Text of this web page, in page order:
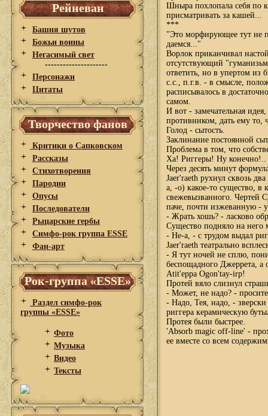
Рейневан
Башня шутов
Божьи воины
Негасимый свет
---------------------
Персонажи
Цитаты
Творчество фанов
Критики о Сапковском
Рассказы
Стихотворения
Пародии
Опусы
Последователи
Рыцарские гербы
Симфо-рок группа ESSE
Фан-арт
Рок-группа «ESSE»
Раздел симфо-рок
группы «ESSE»
Фото
Музыка
Видео
Тексты
Шныра похлопала себя по
присматривать за кашей...
***
"Это морфирующее тут не
даемся..."
Ворлок приканчивал
отсутствующий
ответить, но в упертом из
с.с., п.г.в. - в смысле,
расписывалось в
самом.
И вот - замечательная
противником, дать ему то,
Голод - сытость.
Заклинание постоянной
Проблема в том, что
Ха! Риггеры! Ну конечно!..
Через десять минут
Jaer'raeth рухнул сквозь
а, -о) какое-то существо, в
свежевызванного. Чертей
паче, почти изжеванную -
- Жрать хошь? - ласково
Существо подняло на
- Не-а, - с трудом выдал
Jaer'raeth театрально
- Я тут ночей не сплю,
беспощадного Джеррета, а
Atit'eppa Ogon'tay-irp!
Протей вяло слизнул
- Может, не надо? -
- Надо, Тея, надо, -
риггера керамическую
Протея были быстрее.
'Absorb magic off-line' -
ее вместе со всем